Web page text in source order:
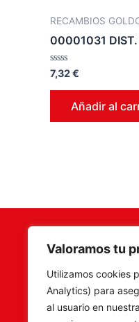
Valoramos tu
Utilizamos cookies
Analytics) para
al usuario en
RECAMBIOS
00001031 DIST.
Valorado
en
0
7,32€
Añadir al
Terramar
especialistas en
maquinaria,